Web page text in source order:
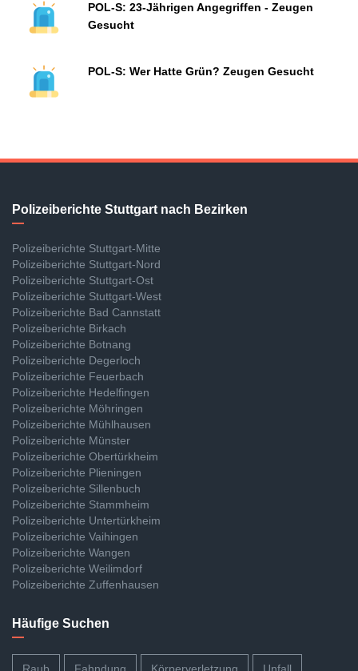
POL-S: 23-Jährigen Angegriffen - Zeugen
Gesucht
POL-S: Wer Hatte Grün? Zeugen Gesucht
Polizeiberichte Stuttgart nach Bezirken
Polizeiberichte Stuttgart-Mitte
Polizeiberichte Stuttgart-Nord
Polizeiberichte Stuttgart-Ost
Polizeiberichte Stuttgart-West
Polizeiberichte Bad Cannstatt
Polizeiberichte Birkach
Polizeiberichte Botnang
Polizeiberichte Degerloch
Polizeiberichte Feuerbach
Polizeiberichte Hedelfingen
Polizeiberichte Möhringen
Polizeiberichte Mühlhausen
Polizeiberichte Münster
Polizeiberichte Obertürkheim
Polizeiberichte Plieningen
Polizeiberichte Sillenbuch
Polizeiberichte Stammheim
Polizeiberichte Untertürkheim
Polizeiberichte Vaihingen
Polizeiberichte Wangen
Polizeiberichte Weilimdorf
Polizeiberichte Zuffenhausen
Häufige Suchen